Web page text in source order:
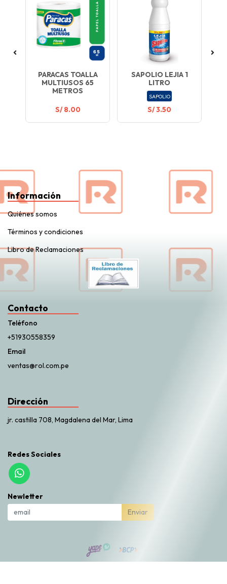
PARACAS TOALLA
MULTIUSOS 65
METROS
S/ 8.00
SAPOLIO LEJIA 1
LITRO
SAPOLIO
S/ 3.50
Información
Quiénes somos
Términos y condiciones
Libro de Reclamaciones
Contacto
Teléfono
+51930558359
Email
ventas@rol.com.pe
Dirección
jr. castilla 708, Magdalena del Mar, Lima
Redes Sociales
Newletter
Enviar